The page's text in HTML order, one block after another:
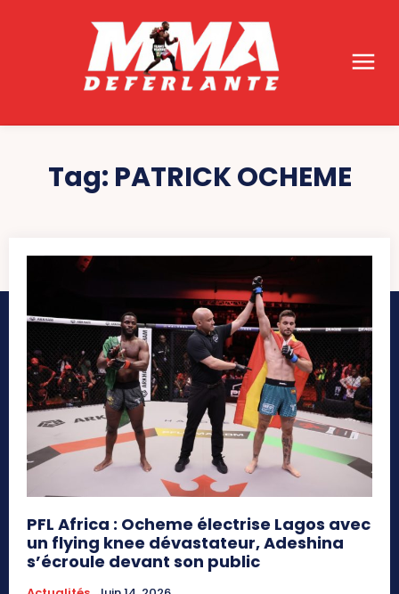
Tag: PATRICK OCHEME
PFL Africa : Ocheme électrise Lagos avec
un flying knee dévastateur, Adeshina
s’écroule devant son public